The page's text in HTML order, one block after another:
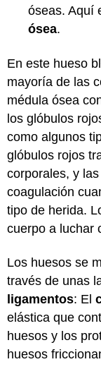
óseas. Aquí
ósea.
En este hueso
mayoría de las
médula ósea
los glóbulos
como algunos
glóbulos rojos
corporales, y
coagulación
tipo de herida.
cuerpo a luchar
Los huesos se
través de unas
ligamentos: El
elástica que
huesos y los
huesos